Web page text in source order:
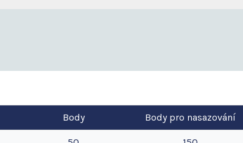
Body Body pro nasazování